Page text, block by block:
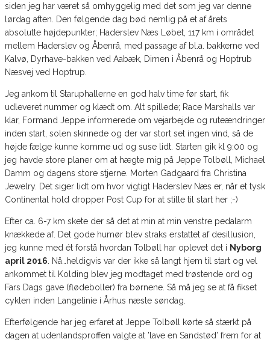
siden jeg har været så omhyggelig med det som jeg var denne
lørdag aften. Den følgende dag bød nemlig på et af årets
absolutte højdepunkter; Haderslev Næs Løbet, 117 km i området
mellem Haderslev og Åbenrå, med passage af bl.a. bakkerne ved
Kalvø, Dyrhave-bakken ved Aabæk, Dimen i Åbenrå og Hoptrub
Næsvej ved Hoptrup.
Jeg ankom til Staruphallerne en god halv time før start, fik
udleveret nummer og klædt om. Alt spillede; Race Marshalls var
klar, Formand Jeppe informerede om vejarbejde og ruteændringer
inden start, solen skinnede og der var stort set ingen vind, så de
højde fælge kunne komme ud og suse lidt. Starten gik kl 9:00 og
jeg havde store planer om at hægte mig på Jeppe Tolbøll, Michael
Damm og dagens store stjerne. Morten Gadgaard fra Christina
Jewelry. Det siger lidt om hvor vigtigt Haderslev Næs er, når et tysk
Continental hold dropper Post Cup for at stille til start her ;-)
Efter ca. 6-7 km skete der så det at min at min venstre pedalarm
knækkede af. Det gode humør blev straks erstattet af desillusion,
jeg kunne med ét forstå hvordan Tolbøll har oplevet det i Nyborg
april 2016 . Nå…heldigvis var der ikke så langt hjem til start og vel
ankommet til Kolding blev jeg modtaget med trøstende ord og
Fars Dags gave (flødeboller) fra børnene. Så må jeg se at få fikset
cyklen inden Langelinie i Århus næste søndag.
Efterfølgende har jeg erfaret at Jeppe Tolbøll kørte så stærkt på
dagen at udenlandsproffen valgte at ’lave en Sandstød’ frem for at